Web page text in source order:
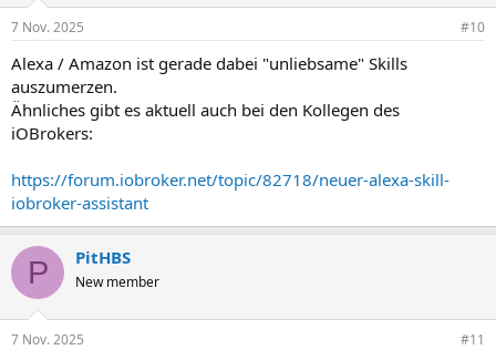
7 Nov. 2025 #10
Alexa / Amazon ist gerade dabei "unliebsame" Skills
auszumerzen.
Ähnliches gibt es aktuell auch bei den Kollegen des
iOBrokers:
https://forum.iobroker.net/topic/82718/neuer-alexa-skill-
iobroker-assistant
P PitHBS
New member
7 Nov. 2025 #11